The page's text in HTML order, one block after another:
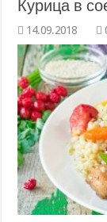
Курица в